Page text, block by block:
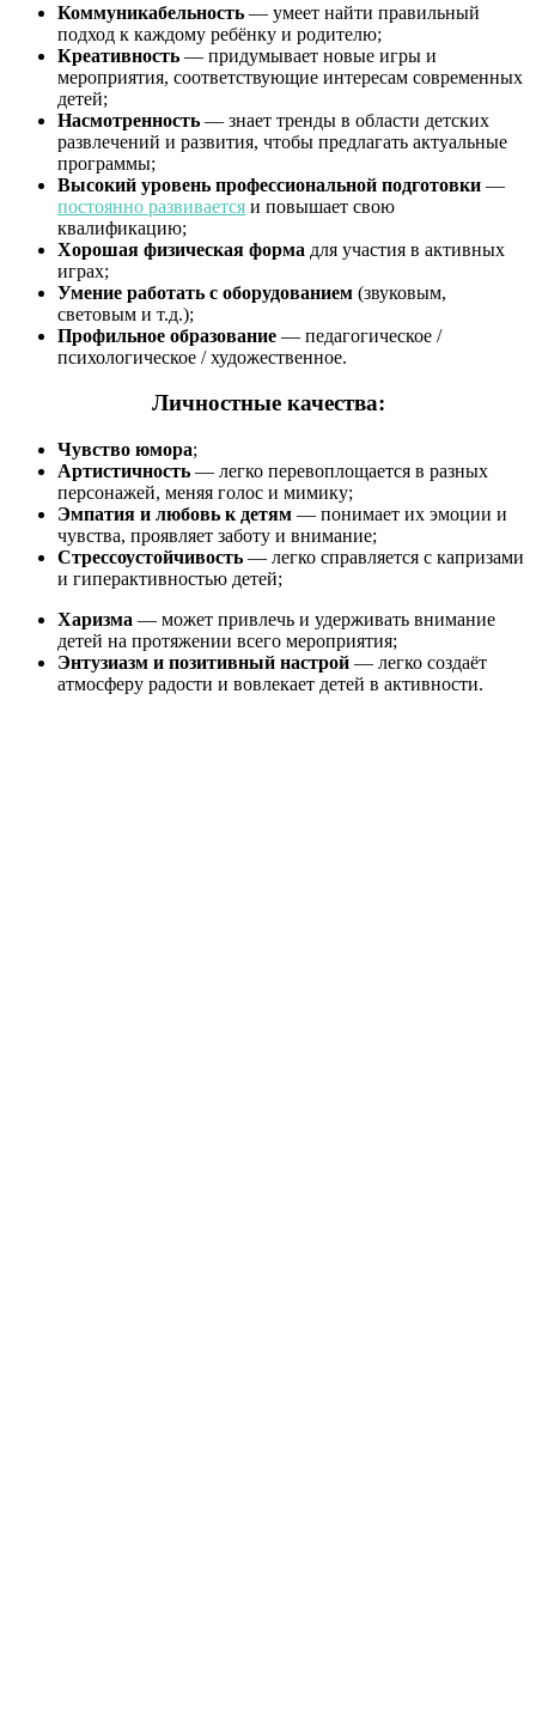
Коммуникабельность — умеет найти правильный
подход к каждому ребёнку и родителю;
Креативность — придумывает новые игры и
мероприятия, соответствующие интересам современных
детей;
Насмотренность — знает тренды в области детских
развлечений и развития, чтобы предлагать актуальные
программы;
Высокий уровень профессиональной подготовки —
постоянно развивается и повышает свою
квалификацию;
Хорошая физическая форма для участия в активных
играх;
Умение работать с оборудованием (звуковым,
световым и т.д.);
Профильное образование — педагогическое /
психологическое / художественное.
Личностные качества:
Чувство юмора;
Артистичность — легко перевоплощается в разных
персонажей, меняя голос и мимику;
Эмпатия и любовь к детям — понимает их эмоции и
чувства, проявляет заботу и внимание;
Стрессоустойчивость — легко справляется с капризами
и гиперактивностью детей;
Харизма — может привлечь и удерживать внимание
детей на протяжении всего мероприятия;
Энтузиазм и позитивный настрой — легко создаёт
атмосферу радости и вовлекает детей в активности.